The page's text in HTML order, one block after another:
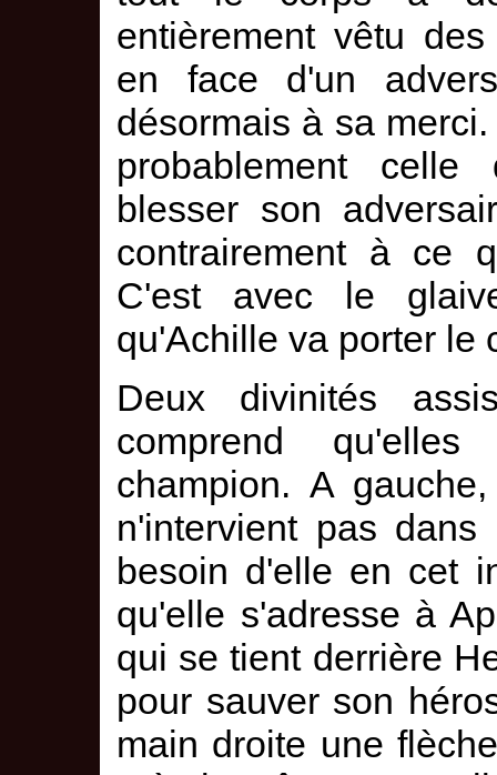
entièrement vêtu
en face d'un
désormais à sa
probablement
blesser son
contrairement à ce
C'est avec le
qu'Achille va porter le
Deux divinités
comprend
champion. A
n'intervient pas
besoin d'elle en cet
qu'elle s'adresse à
qui se tient derrière
pour sauver son
main droite une